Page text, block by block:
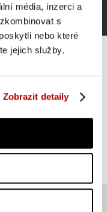
média, inzerci a
s
nebo které
jejich služby.
Zobrazit detaily
zelená, 5 cm